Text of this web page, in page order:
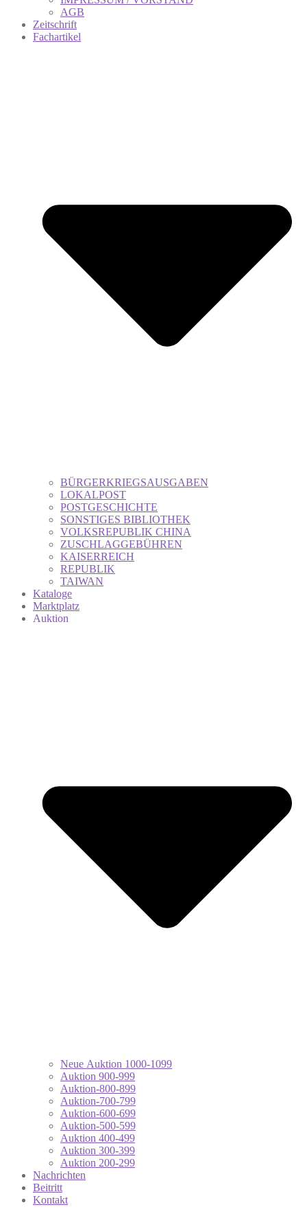
AGB
Zeitschrift
Fachartikel
BÜRGERKRIEGSAUSGABEN
LOKALPOST
POSTGESCHICHTE
SONSTIGES BIBLIOTHEK
VOLKSREPUBLIK CHINA
ZUSCHLAGGEBÜHREN
KAISERREICH
REPUBLIK
TAIWAN
Kataloge
Marktplatz
Auktion
Neue Auktion 1000-1099
Auktion 900-999
Auktion-800-899
Auktion-700-799
Auktion-600-699
Auktion-500-599
Auktion 400-499
Auktion 300-399
Auktion 200-299
Nachrichten
Beitritt
Kontakt